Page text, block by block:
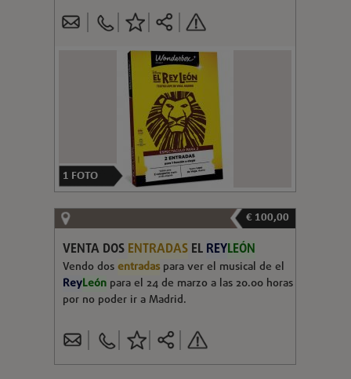
1 FOTO
€ 100,00
VENTA DOS ENTRADAS EL REYLEÓN
Vendo dosentradaspara ver el musical de el
ReyLeón para el 24 de marzo a las 20.00 horas
por no poder ir a Madrid.